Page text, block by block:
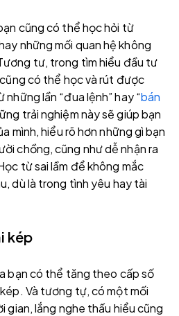
cũng có thể học hỏi từ
những mối quan hệ không
tư, trong tìm hiểu đầu tư
có thể học và rút được
lần “đua lệnh” hay “bán
trải nghiệm này sẽ giúp bạn
mình, hiểu rõ hơn những gì bạn
chồng, cũng như dễ nhận ra
từ sai lầm để không mắc
dù là trong tình yêu hay tài
kép
bạn có thể tăng theo cấp số
Và tương tự, có một mối
gian, lắng nghe thấu hiểu cũng